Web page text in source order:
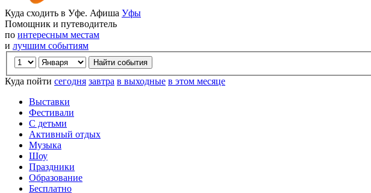
Куда сходить в Уфе. Афиша Уфы
Помощник и путеводитель
по интересным местам
и лучшим событиям
Куда пойти сегодня завтра в выходные в этом месяце
Выставки
Фестивали
С детьми
Активный отдых
Музыка
Шоу
Праздники
Образование
Бесплатно